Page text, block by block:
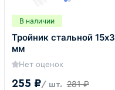
В наличии
Тройник стальной 15х3
мм
Нет оценок
255 ₽/ шт. 281 ₽